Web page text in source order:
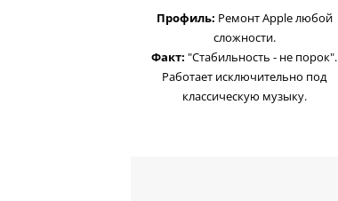
Профиль: Ремонт Apple любой
сложности.
Факт: "Стабильность - не порок".
Работает исключительно под
классическую музыку.